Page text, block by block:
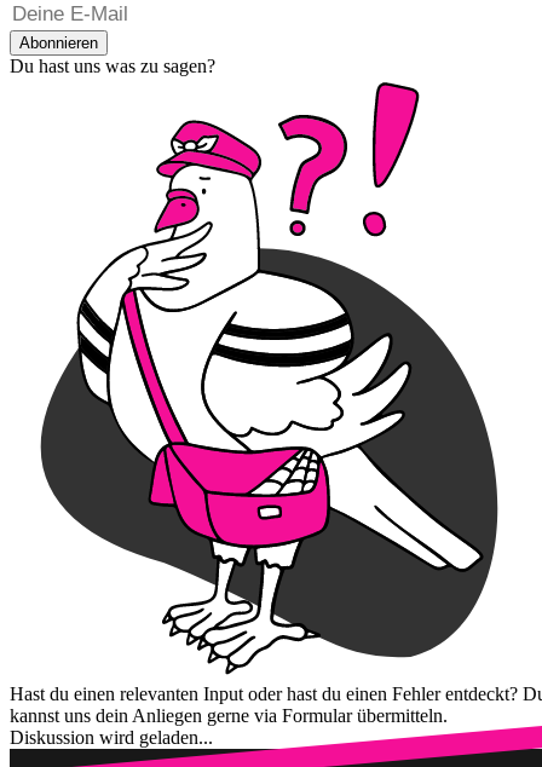
Abonnieren
Du hast uns was zu sagen?
Hast du einen relevanten Input oder hast du einen Fehler entdeckt?
kannst uns dein Anliegen gerne via Formular übermitteln.
Diskussion wird geladen...